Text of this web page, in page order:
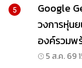
5
Google
วงการหุ่น
องค์รวมพ
5 ส.ค. 69